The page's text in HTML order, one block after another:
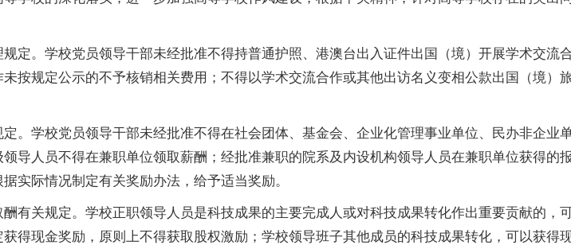
。学校党员领导干部未经批准不得持普通护照、港澳台出入证件出国（境）开展学术交流
按规定公示的不予核销相关费用；不得以学术交流合作或其他出访名义变相公款出国（境）
学校党员领导干部未经批准不得在社会团体、基金会、企业化管理事业单位、民办非企业
导人员不得在兼职单位领取薪酬；经批准兼职的院系及内设机构领导人员在兼职单位获得的
实际情况制定有关奖励办法，给予适当奖励。
关规定。学校正职领导人员是科技成果的主要完成人或对科技成果转化作出重要贡献的，
得现金奖励，原则上不得获取股权激励；学校领导班子其他成员的科技成果转化，可以获得